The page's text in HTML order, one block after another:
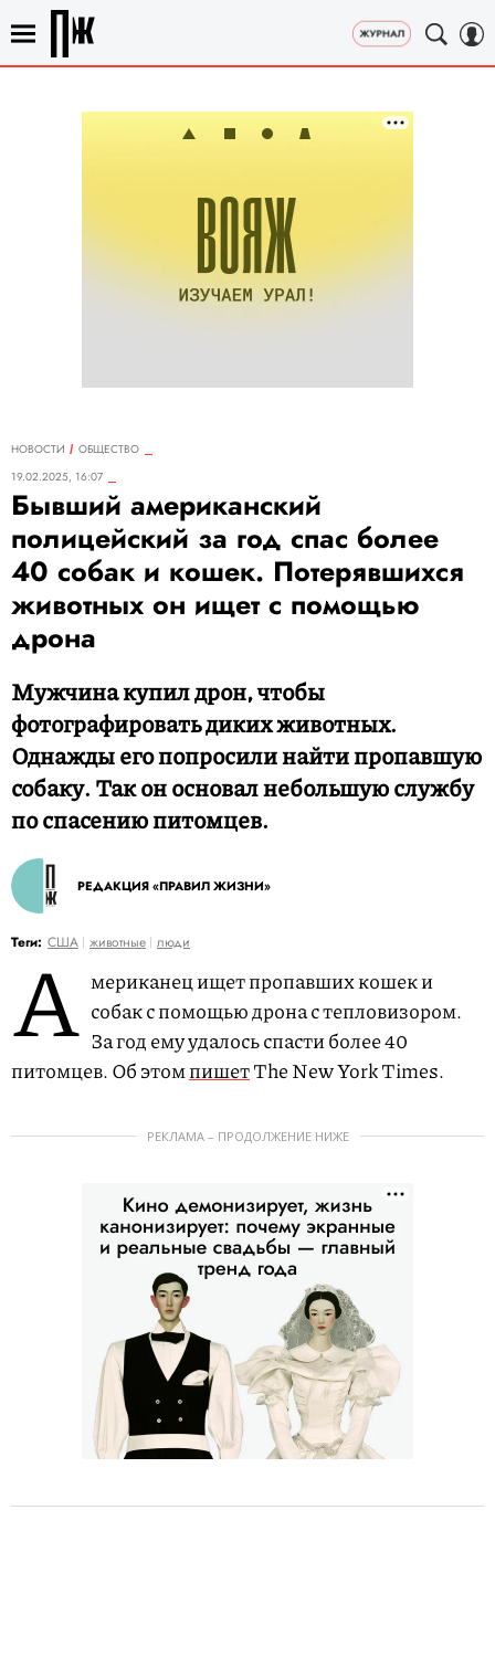
НОВОСТИ
ОБЩЕСТВО
19.02.2025, 16:07
Бывший американский
полицейский за год спас более
40 собак и кошек. Потерявшихся
животных он ищет с помощью
дрона
Мужчина купил дрон, чтобы
фотографировать диких животных.
Однажды его попросили найти пропавшую
собаку. Так он основал небольшую службу
по спасению питомцев.
РЕДАКЦИЯ «ПРАВИЛ ЖИЗНИ»
Теги: США животные люди
А мериканец ищет пропавших кошек и
собак с помощью дрона с тепловизором.
За год ему удалось спасти более 40
питомцев. Об этомпишетThe New York Times.
РЕКЛАМА – ПРОДОЛЖЕНИЕ НИЖЕ